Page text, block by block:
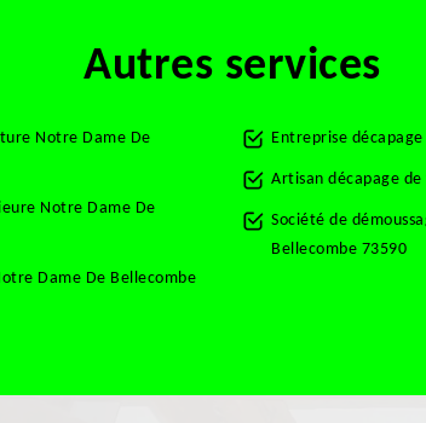
Autres services
Notre Dame De
Notre Dame De
Dame De Bellecombe
Entreprise
Artisan décapage
Société de
Bellecombe 73590